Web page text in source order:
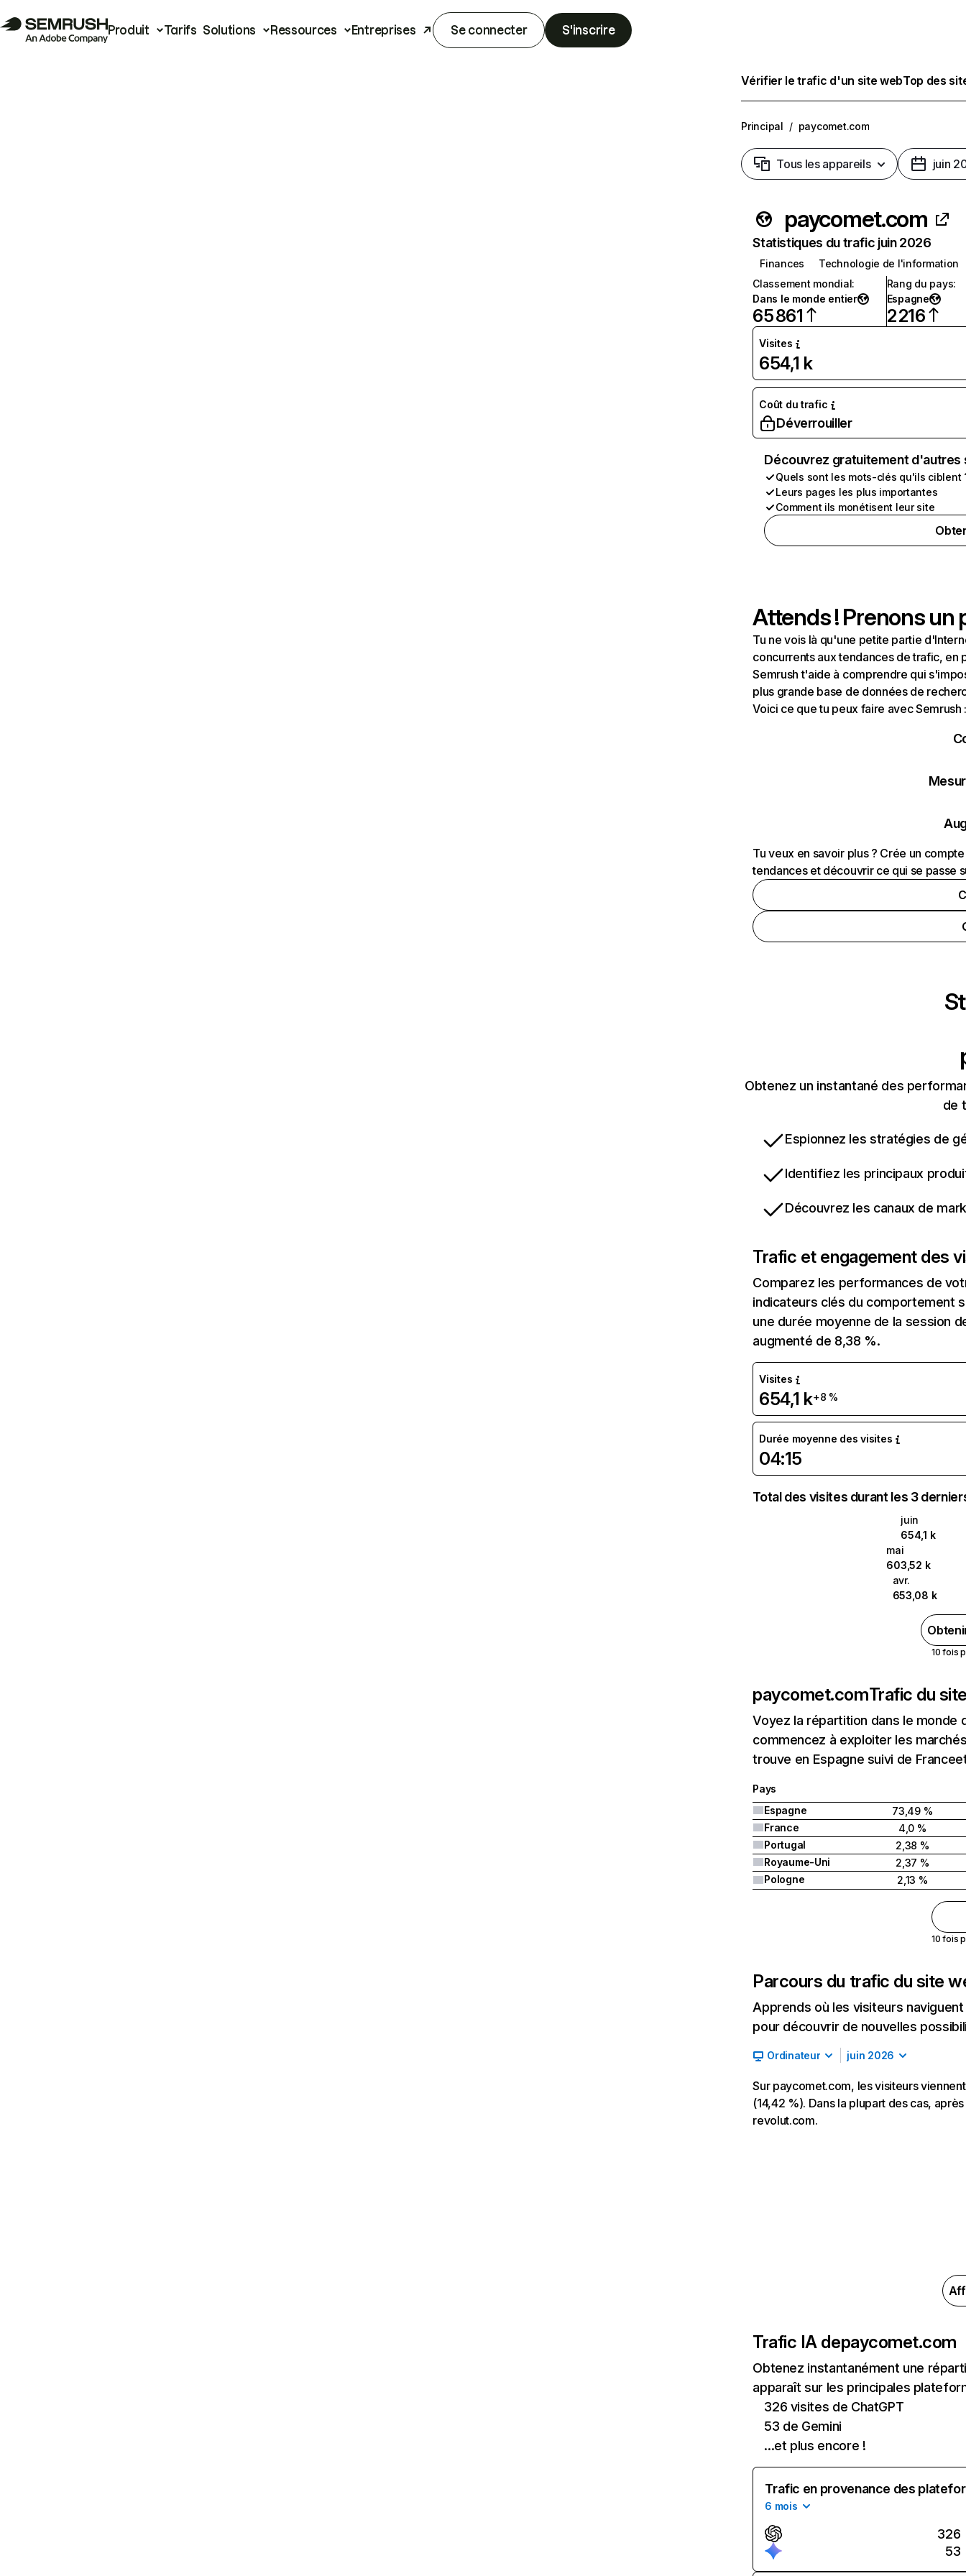
Produit Tarifs Solutions Ressources Entreprises Se connecter S'inscrire
Vérifier le trafic d'un site webTop des
Principal / paycomet.com
Tous les appareils juin
paycomet.com
Statistiques du trafic juin 2026
Finances
Technologie de l'information
Classement mondial:
Dans le monde entier
65 861
Rang du pays:
Espagne
2 216
Visites
654,1 k
Coût du trafic
Déverrouiller
Découvrez gratuitement
Quels sont les mots-clés qu'ils ciblent
Leurs pages les plus importantes
Comment ils monétisent leur site
Attends ! Prenons un
Tu ne vois là qu'une petite partie
concurrents aux tendances de trafic, en
Semrush t'aide à comprendre qui
plus grande base de données de
Voici ce que tu peux faire avec Semrush
Tu veux en savoir plus ? Crée un
tendances et découvrir ce qui se passe
Obtenez un instantané des
de
Espionnez les stratégies de
Identifiez les principaux
Découvrez les canaux de
Trafic et engagement des
Comparez les performances de
indicateurs clés du comportement
une durée moyenne de la session
augmenté de 8,38 %.
Visites
654,1 k+8 %
Durée moyenne des visites
04:15
Total des visites durant les 3
juin
654,1 k
mai
603,52 k
avr.
653,08 k
10 fois
paycomet.comTrafic du
Voyez la répartition dans le
commencez à exploiter les
trouve en Espagne suivi de
Pays
Espagne
73,49 %
France
4,0 %
Portugal
2,38 %
Royaume-Uni
2,37 %
Pologne
2,13 %
10 fois
Parcours du trafic du site
Apprends où les visiteurs
pour découvrir de nouvelles
Ordinateur juin 2026
Sur paycomet.com, les visiteurs
(14,42 %). Dans la plupart des cas,
revolut.com.
Trafic IA depaycomet.com
Obtenez instantanément une
apparaît sur les principales
326 visites de ChatGPT
53 de Gemini
...et plus encore !
Trafic en provenance des
6 mois
326
53